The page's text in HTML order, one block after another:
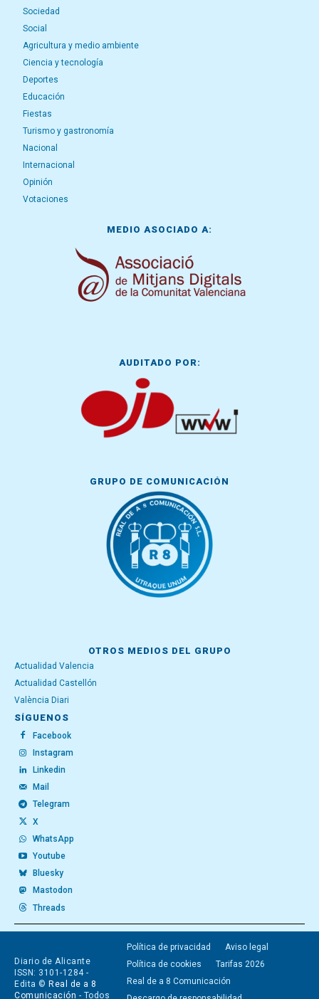
Sociedad
Social
Agricultura y medio ambiente
Ciencia y tecnología
Deportes
Educación
Fiestas
Turismo y gastronomía
Nacional
Internacional
Opinión
Votaciones
MEDIO ASOCIADO A:
AUDITADO POR:
GRUPO DE COMUNICACIÓN
OTROS MEDIOS DEL GRUPO
Actualidad Valencia
Actualidad Castellón
València Diari
SÍGUENOS
Facebook
Instagram
Linkedin
Mail
Telegram
X
WhatsApp
Youtube
Bluesky
Mastodon
Threads
Diario de Alicante
ISSN: 3101-1284 -
Edita © Real de a 8
Comunicación - Todos
Política de privacidad
Aviso legal
Política de cookies
Tarifas 2026
Real de a 8 Comunicación